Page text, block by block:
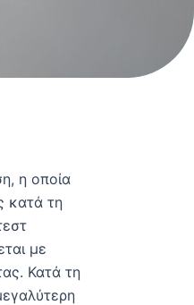
η οποία
κατά τη
με
Κατά τη